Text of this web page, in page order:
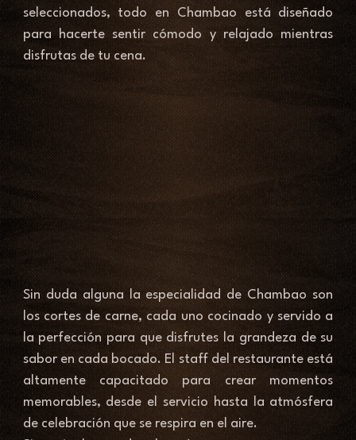
seleccionados, todo en Chambao está diseñado
para hacerte sentir cómodo y relajado mientras
disfrutas de tu cena.
Sin duda alguna la especialidad de Chambao son
los cortes de carne, cada uno cocinado y servido a
la perfección para que disfrutes la grandeza de su
sabor en cada bocado. El staff del restaurante está
altamente capacitado para crear momentos
memorables, desde el servicio hasta la atmósfera
de celebración que se respira en el aire.